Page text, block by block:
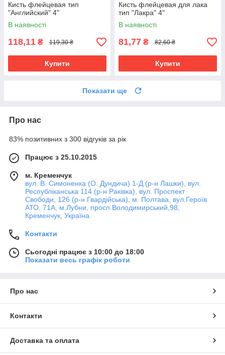
Кисть флейцевая тип
"Английский" 4"
В наявності
118,11 ₴ 119,30 ₴
Купити
Кисть флейцевая для лака
тип "Лакра" 4"
В наявності
81,77 ₴ 82,60 ₴
Купити
Показати ще
Про нас
83% позитивних з 300 відгуків за рік
Працює з 25.10.2015
м. Кременчук
вул. В. Симоненка (О. Дундича) 1-Д (р-н Лашки), вул.
Республіканська 114 (р-н Раківка), вул. Проспект
Свободи, 126 (р-н Гвардійська), м. Полтава, вул.Героїв
АТО, 71А, м.Лубни, просп.Володимирський,98,
Кременчук, Україна
Контакти
Сьогодні працює з 10:00 до 18:00
Показати весь графік роботи
Про нас
Контакти
Доставка та оплата